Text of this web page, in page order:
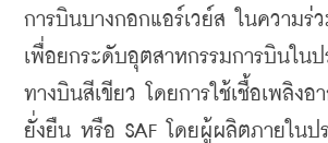
การบินบางกอกแอร์เวย์ส ในความร่
เพื่อยกระดับอุตสาหกรรมการบินในป
ทางบินสีเขียว โดยการใช้เชื้อเพลิงอ
ยั่งยืน หรือ SAF โดยผู้ผลิตภายในป